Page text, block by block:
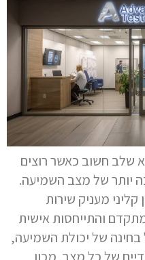
שלב חשוב כאשר רוצים
יותר של מצב השמיעה.
מעניק שירות
והתייחסות אישית
בחינה של יכולת השמיעה,
של כל מצב. מכון